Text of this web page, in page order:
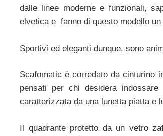
dalle linee moderne e funzionali,
elvetica e fanno di questo modello un
Sportivi ed eleganti dunque, sono
Scafomatic è corredato da cinturino
pensati per chi desidera
caratterizzata da una lunetta piatta e
Il quadrante protetto da un vetro